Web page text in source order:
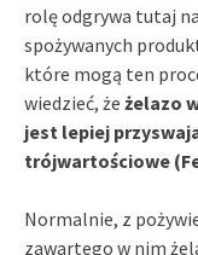
rolę odgrywa tutaj
spożywanych
które mogą ten
wiedzieć, że żelazo
jest lepiej
trójwartościowe
Normalnie, z
zawartego w nim